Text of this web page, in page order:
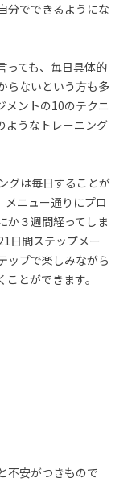
分でできるようにな
っても、毎日具体的
らないという方も多
メントの10のテクニ
ようなトレーニング
グは毎日することが
メニュー通りにプロ
か３週間経ってしま
日間ステップメー
ップで楽しみながら
とができます。
不安がつきもので